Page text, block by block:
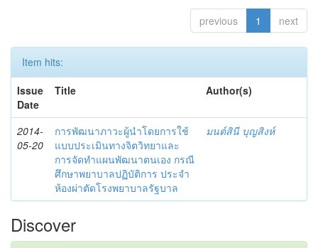
previous 1 next
Item hits:
Issue
Date
Title Author(s)
2014-
05-20
การพัฒนาภาวะผู้นำโดยการใช้
แบบประเมินทางจิตวิทยาและ
การจัดทำแผนพัฒนาตนเอง กรณี
ศึกษาพยาบาลปฏิบัติการ ประจำ
ห้องผ่าตัดโรงพยาบาลรัฐบาล
มนต์สินี บุญสิงห์
Discover